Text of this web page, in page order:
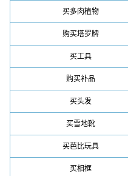
买多肉植物
购买塔罗牌
买工具
购买补品
买头发
买雪地靴
买芭比玩具
买相框